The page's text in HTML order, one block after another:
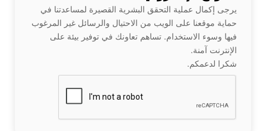
يرجى إكمال عملية التحقق البشرية القصيرة لمساعدتنا في
حماية موقعنا على الويب من الاحتيال والرسائل غير المرغوب
فيها وسوء الاستخدام. تساهم تعاونك في توفير بيئة على
الإنترنت آمنة.
شكرا لدعمكم.